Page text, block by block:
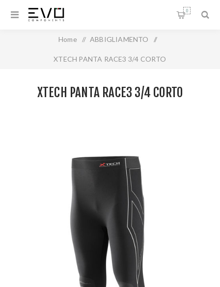
0
Home / ABBIGLIAMENTO /
XTECH PANTA RACE3 3/4 CORTO
XTECH PANTA RACE3 3/4 CORTO